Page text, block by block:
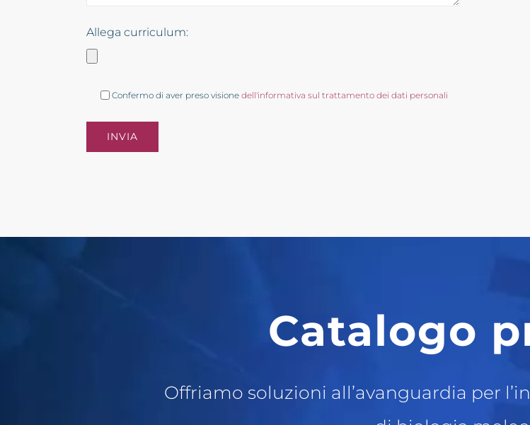
Allega curriculum:
Confermo di aver preso visione dell'informativa sul trattamento dei dati personali
Catalogo
Offriamo soluzioni all’avanguardia per